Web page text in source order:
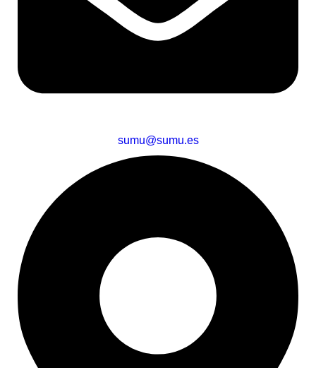
sumu@sumu.es